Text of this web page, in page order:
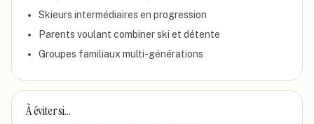
Skieurs intermédiaires en progression
Parents voulant combiner ski et détente
Groupes familiaux multi-générations
À éviter si…